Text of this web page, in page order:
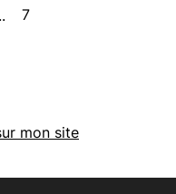
7
mon site